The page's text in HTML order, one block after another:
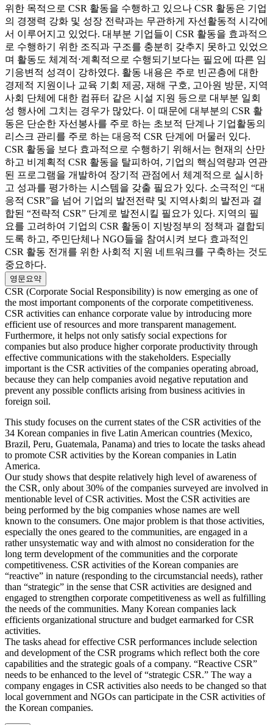
위한 목적으로 CSR 활동을 수행하고 있으나 CSR 활동은 기업
의 경쟁력 강화 및 성장 전략과는 무관하게 자선활동적 시각에
서 이루어지고 있었다. 대부분 기업들이 CSR 활동을 효과적으
로 수행하기 위한 조직과 구조를 충분히 갖추지 못하고 있었으
며 활동도 체계적⋅계획적으로 수행되기보다는 필요에 따른 임
기응변적 성격이 강하였다. 활동 내용은 주로 빈곤층에 대한
경제적 지원이나 교육 기회 제공, 재해 구호, 고아원 방문, 지역
사회 단체에 대한 컴퓨터 같은 시설 지원 등으로 대부분 일회
성 행사에 그치는 경우가 많았다. 이 때문에 대부분의 CSR 활
동은 단순한 자선봉사를 주로 하는 초보적 단계나 기업활동의
리스크 관리를 주로 하는 대응적 CSR 단계에 머물러 있다.
CSR 활동을 보다 효과적으로 수행하기 위해서는 현재의 산만
하고 비계획적 CSR 활동을 탈피하여, 기업의 핵심역량과 연관
된 프로그램을 개발하여 장기적 관점에서 체계적으로 실시하
고 성과를 평가하는 시스템을 갖출 필요가 있다. 소극적인 “대
응적 CSR”을 넘어 기업의 발전전략 및 지역사회의 발전과 결
합된 “전략적 CSR” 단계로 발전시킬 필요가 있다. 지역의 필
요를 고려하여 기업의 CSR 활동이 지방정부의 정책과 결합되
도록 하고, 주민단체나 NGO들을 참여시켜 보다 효과적인
CSR 활동 전개를 위한 사회적 지원 네트워크를 구축하는 것도
중요하다.
영문요약
CSR (Corporate Social Responsibility) is now emerging as one of
the most important components of the corporate competitiveness.
CSR activities can enhance corporate value by introducing more
efficient use of resources and more transparent management.
Furthermore, it helps not only satisfy social expections for
companies but also produce higher corporate productivity through
effective communications with the stakeholders. Especially
important is the CSR activities of the companies operating abroad,
because they can help companies avoid negative reputation and
prevent any possible conflicts arising from business acitivies in
foreign soil.
This study focuses on the current states of the CSR activities of the
34 Korean companies in five Latin American countries (Mexico,
Brazil, Peru, Guatemala, Panama) and tries to locate the tasks ahead
to promote CSR activities by the Korean companies in Latin
America.
Our study shows that despite relatively high level of awareness of
the CSR, only about 30% of the companies surveyed are involved in
mentionable level of CSR activities. Most the CSR activities are
being performed by the big companies whose names are well
known to the consumers. One major problem is that those activities,
especially the ones geared to the communities, are engaged in a
rather unsystematic way and with almost no consideration for the
long term development of the communities and the corporate
competitiveness. CSR activities of the Korean companies are
“reactive” in nature (responding to the circumstancial needs), rather
than “strategic” in the sense that CSR activities are designed and
engaged to strengthen corporate competitiveness as well as fulfilling
the needs of the communities. Many Korean companies lack
efficients organizational structure and budget earmarked for CSR
activities.
The tasks ahead for effective CSR performances include selection
and development of the CSR programs which reflect both the core
capabilities and the strategic goals of a company. “Reactive CSR”
needs to be enhanced to the level of “strategic CSR.” The way a
company engages in CSR activities also needs to be changed so that
local government and NGOs can participate in the CSR activities of
the Korean companies.